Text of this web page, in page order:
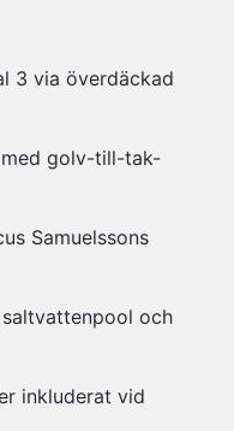
3 via överdäckad
med golv-till-tak-
Samuelssons
och
inkluderat vid